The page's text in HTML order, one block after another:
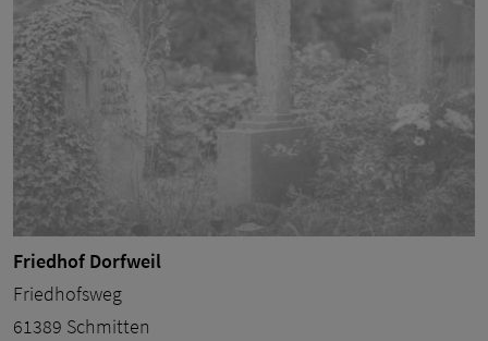
Friedhof Dorfweil
Friedhofsweg
61389 Schmitten